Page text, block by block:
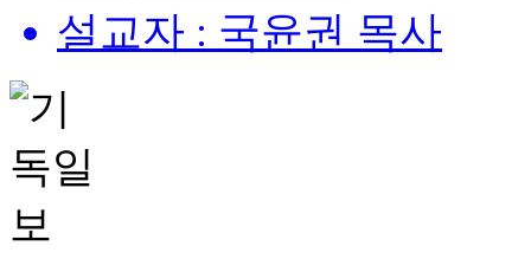
설교자 : 국윤권 목사